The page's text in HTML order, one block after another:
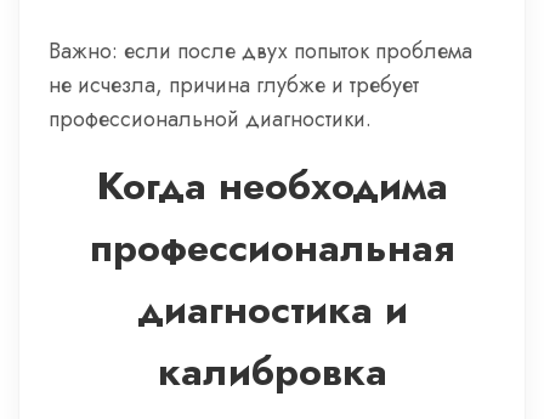
Важно: если после двух попыток проблема
не исчезла, причина глубже и требует
профессиональной диагностики.
Когда необходима
профессиональная
диагностика и
калибровка